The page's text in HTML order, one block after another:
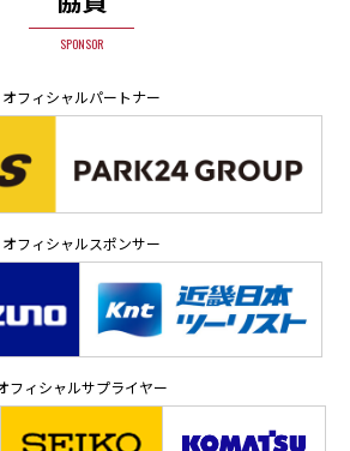
SPONSOR
オフィシャルパートナー
オフィシャルスポンサー
フィシャルサプライヤー